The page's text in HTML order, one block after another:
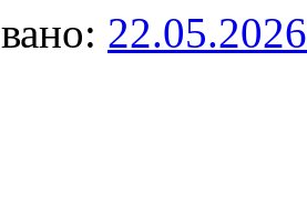
22.05.2026